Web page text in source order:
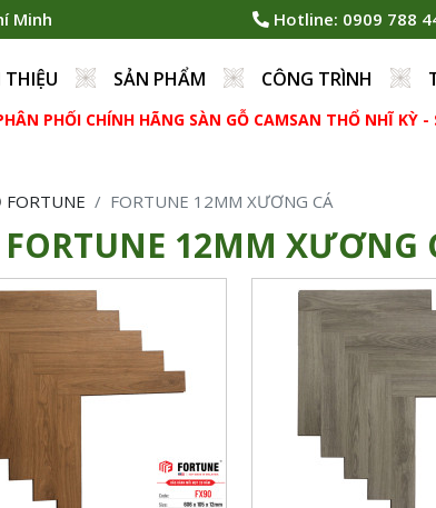
Minh Hotline: 0909 788
THIỆU SẢN PHẨM CÔNG TRÌNH
PHỐI CHÍNH HÃNG SÀN GỖ CAMSAN THỔ NHĨ KỲ -
FORTUNE FORTUNE 12MM XƯƠNG CÁ
FORTUNE 12MM XƯƠNG
606 x 105 x 12mm
AC4, kháng nước tốt,
24 Pcs/Box = 1.52712m2
made in Malaysia
Quy cách: 606 x 105
Tiêu chuẩn: AC4,
chống mối mọt
Đóng gói: 24 Pcs/Box
Xuất xứ: HDF made